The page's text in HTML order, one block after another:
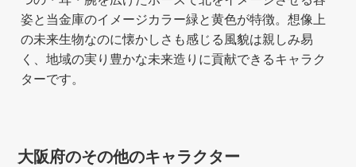
姿と当金庫のイメージカラー緑と黄色が特徴。想像上
の未来生物なのに懐かしさも感じる風貌は親しみ易
く、地域の実り豊かな未来造りに貢献できるキャラク
ターです。
大阪府のその他のキャラクター